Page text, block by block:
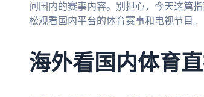
问国内的赛事内容。别担心，今天这篇
松观看国内平台的体育赛事和电视节目。
海外看国内体育